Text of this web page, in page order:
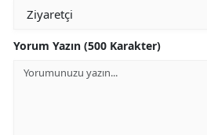
Yorum Yazın (500 Karakter)